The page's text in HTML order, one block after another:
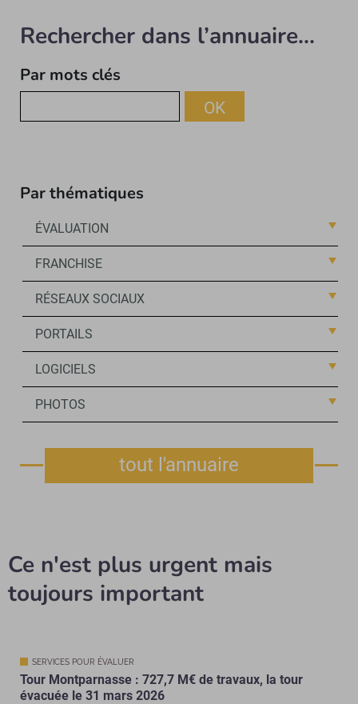
Rechercher dans l’annuaire...
Par mots clés
OK
Par thématiques
ÉVALUATION
FRANCHISE
RÉSEAUX SOCIAUX
PORTAILS
LOGICIELS
PHOTOS
tout l'annuaire
Ce n'est plus urgent mais
toujours important
SERVICES POUR ÉVALUER
Tour Montparnasse : 727,7 M€ de travaux, la tour
évacuée le 31 mars 2026